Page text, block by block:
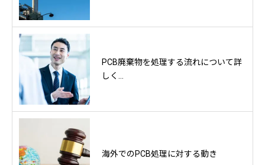
PCB廃棄物を処理する流れについて詳
しく...
海外でのPCB処理に対する動き